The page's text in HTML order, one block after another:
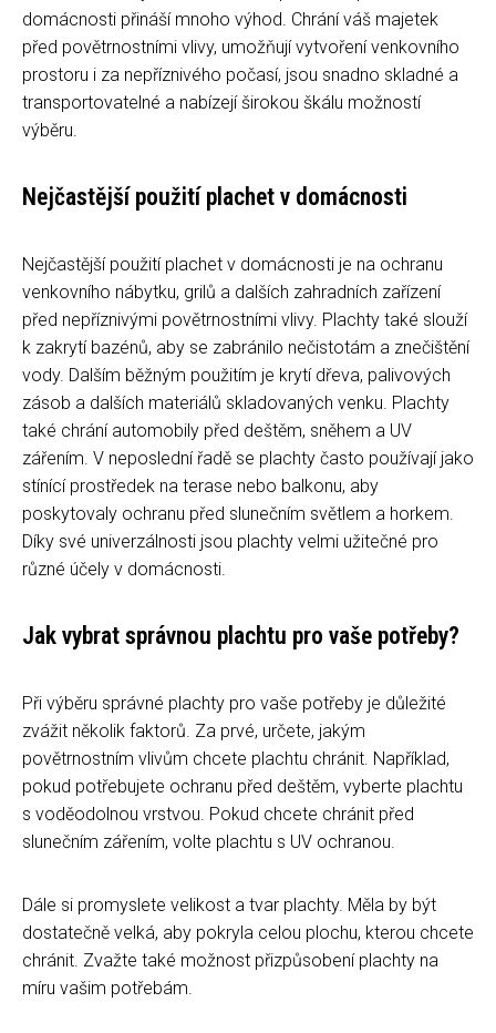
domácnosti přináší mnoho výhod. Chrání váš majetek
před povětrnostními vlivy, umožňují vytvoření venkovního
prostoru i za nepříznivého počasí, jsou snadno skladné a
transportovatelné a nabízejí širokou škálu možností
výběru.
Nejčastější použití plachet v domácnosti
Nejčastější použití plachet v domácnosti je na ochranu
venkovního nábytku, grilů a dalších zahradních zařízení
před nepříznivými povětrnostními vlivy. Plachty také slouží
k zakrytí bazénů, aby se zabránilo nečistotám a znečištění
vody. Dalším běžným použitím je krytí dřeva, palivových
zásob a dalších materiálů skladovaných venku. Plachty
také chrání automobily před deštěm, sněhem a UV
zářením. V neposlední řadě se plachty často používají jako
stínící prostředek na terase nebo balkonu, aby
poskytovaly ochranu před slunečním světlem a horkem.
Díky své univerzálnosti jsou plachty velmi užitečné pro
různé účely v domácnosti.
Jak vybrat správnou plachtu pro vaše potřeby?
Při výběru správné plachty pro vaše potřeby je důležité
zvážit několik faktorů. Za prvé, určete, jakým
povětrnostním vlivům chcete plachtu chránit. Například,
pokud potřebujete ochranu před deštěm, vyberte plachtu
s voděodolnou vrstvou. Pokud chcete chránit před
slunečním zářením, volte plachtu s UV ochranou.
Dále si promyslete velikost a tvar plachty. Měla by být
dostatečně velká, aby pokryla celou plochu, kterou chcete
chránit. Zvažte také možnost přizpůsobení plachty na
míru vašim potřebám.